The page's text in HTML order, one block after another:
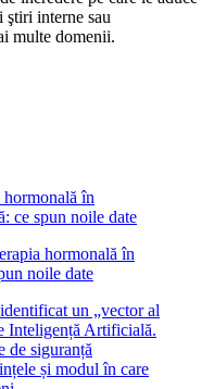
interne sau
multe domenii.
hormonală în
noile date